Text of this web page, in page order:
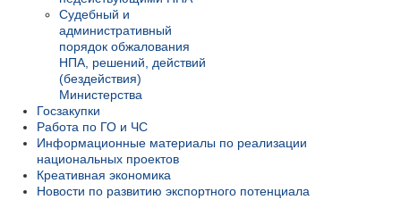
Судебный и
административный
порядок обжалования
НПА, решений, действий
(бездействия)
Министерства
Госзакупки
Работа по ГО и ЧС
Информационные материалы по реализации
национальных проектов
Креативная экономика
Новости по развитию экспортного потенциала